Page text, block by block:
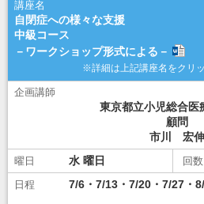
自閉症への様々な支援
中級コース
－ワークショップ形式による－
東京都立小児総合医
顧問
市川 宏伸
水
7/6・7/13・7/20・7/27・